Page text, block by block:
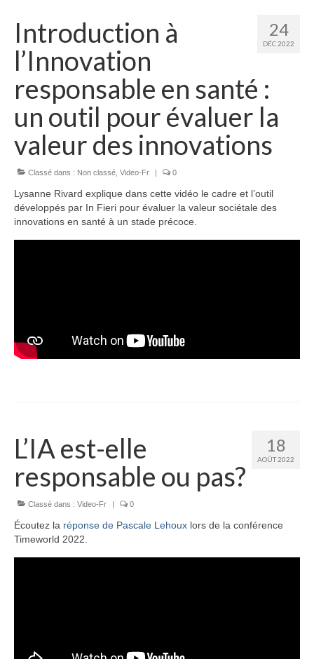
24
DÉC 2022
Introduction à
l’Innovation
responsable en santé :
un outil pour évaluer la
valeur des innovations
Classé dans : Non classé Video-Fr 0
Lysanne Rivard explique dans cette vidéo le cadre et l’outil
développés par In Fieri pour évaluer la valeur sociétale des
innovations en santé à un stade précoce.
18
AOÛT 2022
L’IA est-elle
responsable ou pas?
Classé dans : Video-Fr 0
Écoutez la réponse de Pascale Lehoux lors de la conférence
Timeworld 2022.